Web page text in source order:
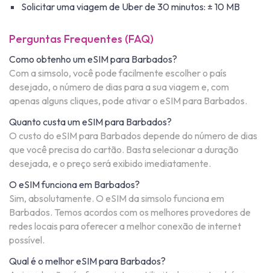
Solicitar uma viagem de Uber de 30 minutos: ± 10 MB
Perguntas Frequentes (FAQ)
Como obtenho um eSIM para Barbados?
Com a simsolo, você pode facilmente escolher o país
desejado, o número de dias para a sua viagem e, com
apenas alguns cliques, pode ativar o eSIM para Barbados.
Quanto custa um eSIM para Barbados?
O custo do eSIM para Barbados depende do número de dias
que você precisa do cartão. Basta selecionar a duração
desejada, e o preço será exibido imediatamente.
O eSIM funciona em Barbados?
Sim, absolutamente. O eSIM da simsolo funciona em
Barbados. Temos acordos com os melhores provedores de
redes locais para oferecer a melhor conexão de internet
possível.
Qual é o melhor eSIM para Barbados?